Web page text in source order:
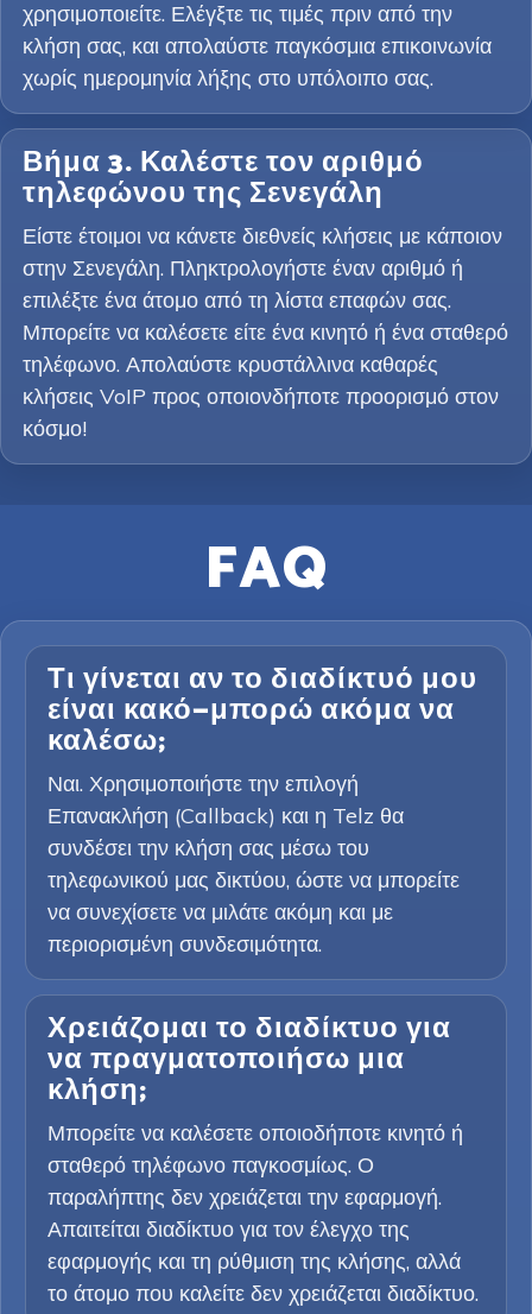
χρησιμοποιείτε. Ελέγξτε τις τιμές πριν από την
κλήση σας, και απολαύστε παγκόσμια επικοινωνία
χωρίς ημερομηνία λήξης στο υπόλοιπο σας.
Βήμα 3. Καλέστε τον αριθμό
τηλεφώνου της Σενεγάλη
Είστε έτοιμοι να κάνετε διεθνείς κλήσεις με κάποιον
στην Σενεγάλη. Πληκτρολογήστε έναν αριθμό ή
επιλέξτε ένα άτομο από τη λίστα επαφών σας.
Μπορείτε να καλέσετε είτε ένα κινητό ή ένα σταθερό
τηλέφωνο. Απολαύστε κρυστάλλινα καθαρές
κλήσεις VoIP προς οποιονδήποτε προορισμό στον
κόσμο!
FAQ
Τι γίνεται αν το διαδίκτυό μου
είναι κακό—μπορώ ακόμα να
καλέσω;
Ναι. Χρησιμοποιήστε την επιλογή
Επανακλήση (Callback) και η Telz θα
συνδέσει την κλήση σας μέσω του
τηλεφωνικού μας δικτύου, ώστε να μπορείτε
να συνεχίσετε να μιλάτε ακόμη και με
περιορισμένη συνδεσιμότητα.
Χρειάζομαι το διαδίκτυο για
να πραγματοποιήσω μια
κλήση;
Μπορείτε να καλέσετε οποιοδήποτε κινητό ή
σταθερό τηλέφωνο παγκοσμίως. Ο
παραλήπτης δεν χρειάζεται την εφαρμογή.
Απαιτείται διαδίκτυο για τον έλεγχο της
εφαρμογής και τη ρύθμιση της κλήσης, αλλά
το άτομο που καλείτε δεν χρειάζεται διαδίκτυο.